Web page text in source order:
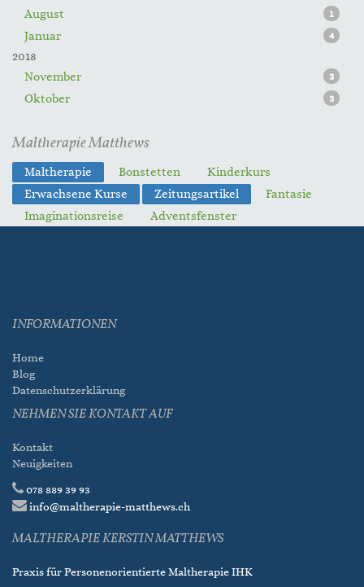
August 1
Januar 4
2018
November
3
Oktober 3
Maltherapie Matthews
Maltherapie Bonstetten
Kinderkurs
Erwachsene Kurse
Zeitungsartikel
Fantasie
Imaginationsreise
Adventsfenster
INFORMATIONEN
Home
Blog
Datenschutzerklärung
NEHMEN SIE KONTAKT AUF
Kontakt
Neuigkeiten
078 889 39 93
info@maltherapie-matthews.ch
MALTHERAPIE KERSTIN MATTHEWS
Praxis für Personenorientierte Maltherapie IHK